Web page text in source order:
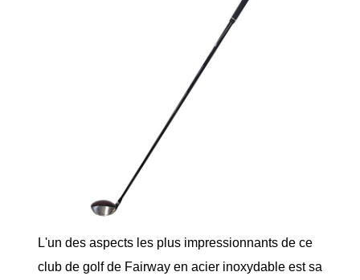
L'un des aspects les plus impressionnants de ce
club de golf de Fairway en acier inoxydable est sa